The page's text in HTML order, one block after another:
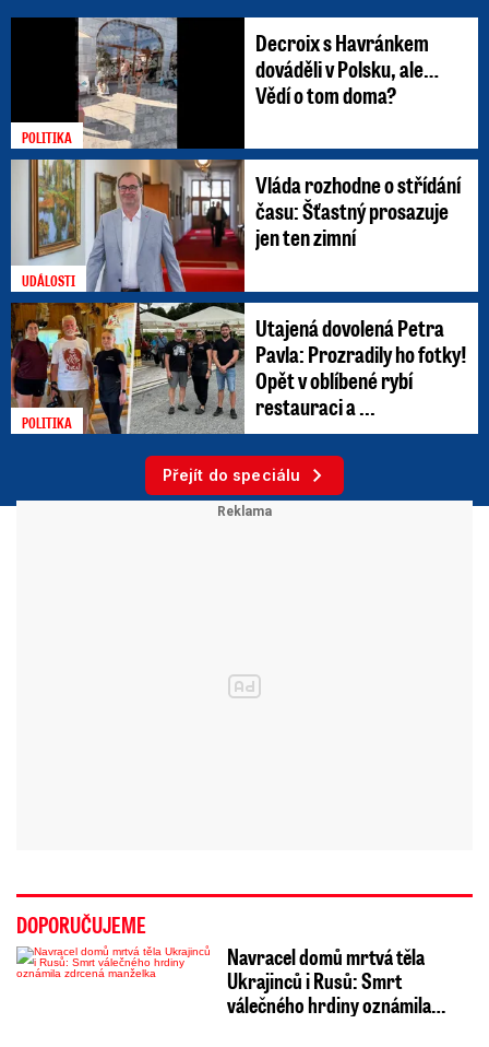
POLITIKA
Decroix s Havránkem
dováděli v Polsku, ale…
Vědí o tom doma?
UDÁLOSTI
Vláda rozhodne o střídání
času: Šťastný prosazuje
jen ten zimní
POLITIKA
Utajená dovolená Petra
Pavla: Prozradily ho fotky!
Opět v oblíbené rybí
restauraci a ...
Přejít do speciálu
DOPORUČUJEME
Navracel domů mrtvá těla
Ukrajinců i Rusů: Smrt
válečného hrdiny oznámila…